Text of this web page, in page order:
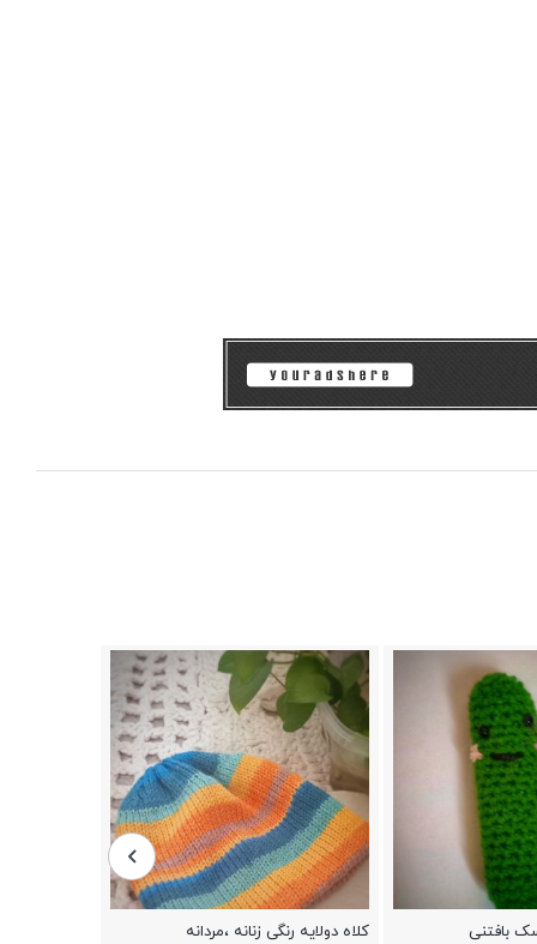
بافتنی کلاه دولایه رنگی زنانه ،مردانه